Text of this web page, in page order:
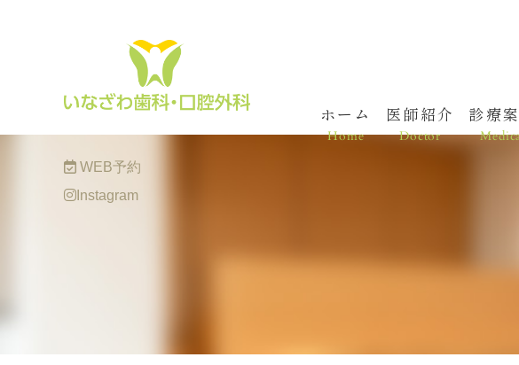
ホーム
Home
医師紹介
Doctor
診療
WEB予約
Instagram